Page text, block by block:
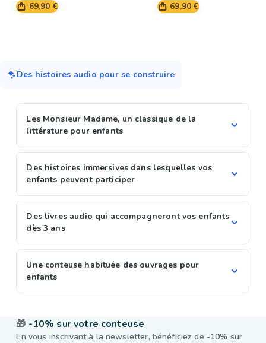
69,90 € 69,90 €
Des histoires audio pour se construire
Les Monsieur Madame, un classique de la
littérature pour enfants
Des histoires immersives dans lesquelles vos
enfants peuvent participer
Des livres audio qui accompagneront vos enfants
dès 3 ans
Une conteuse habituée des ouvrages pour
enfants
🎁 -10% sur votre conteuse
En vous inscrivant à la newsletter, bénéficiez de -10% sur